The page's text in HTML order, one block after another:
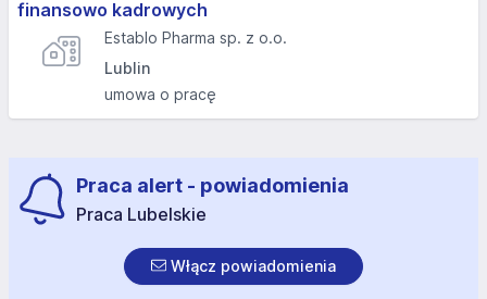
finansowo kadrowych
Establo Pharma sp. z o.o.
Lublin
umowa o pracę
Praca alert - powiadomienia
Praca Lubelskie
Włącz powiadomienia